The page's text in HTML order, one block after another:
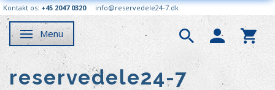
Kontakt os: +45 2047 0320 info@reservedele24-7.dk
Skifte navigation
Menu
reservedele24-7